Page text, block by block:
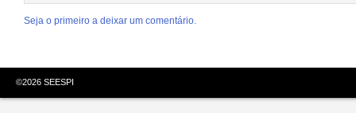
Seja o primeiro a deixar um comentário.
©2026 SEESPI